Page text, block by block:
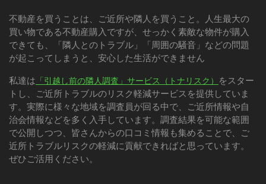
不動産を買うことは、ご近所や隣人を買うこと。人生最大の
買い物である不動産購入ですが、せっかく素敵な物件が購入
できても、「隣人とのトラブル」「周囲の騒音」などの問題
が起こってしまうと、安心した生活ができません
私達は 「引越し前の隣人調査」サービス（トナリスク） をスター
トし、ご近所トラブルのリスク軽減サービスを提供していま
す。実際に様々な地域を調査員が回る中で、ご近所情報や自
治会情報などを多く入手しています。調査結果を可能な範囲
で公開しつつ、皆さんからの口コミ情報も集めることで、ご
近所トラブルリスクの軽減に貢献できればと思っています。
ぜひご活用ください。